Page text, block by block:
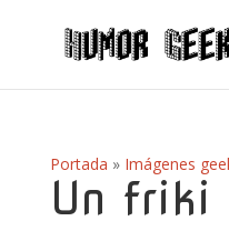
Portada » Imágenes
Un friki